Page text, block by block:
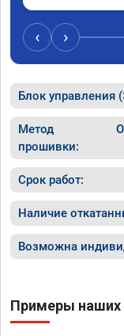
случае
рекомендую
специалиста!
‹ ›
Блок управления
Метод
прошивки:
Срок работ:
Наличие
Возможна
Примеры наших